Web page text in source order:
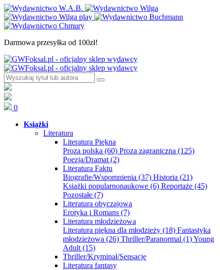
Darmowa przesyłka od 100zł!
0
Książki
Literatura
Literatura Piękna
Proza polska (60) Proza zagraniczna (125)
Poezja/Dramat (2)
Literatura Faktu
Biografie/Wspomnienia (37) Historia (21)
Książki popularnonaukowe (6) Reportaże (45)
Pozostałe (7)
Literatura obyczajowa
Erotyka i Romans (7)
Literatura młodzieżowa
Literatura piękna dla młodzieży (18) Fantastyka
młodzieżowa (26) Thriller/Paranormal (1)Young
Adult (15)
Thriller/Kryminał/Sensacje
Literatura fantasy